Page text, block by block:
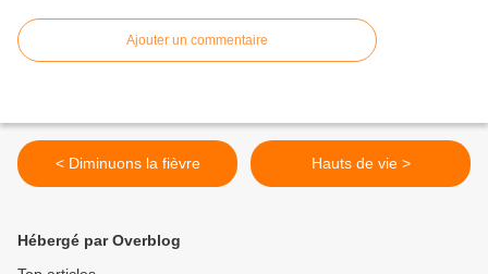
Ajouter un commentaire
< Diminuons la fièvre Hauts de vie >
Hébergé par Overblog